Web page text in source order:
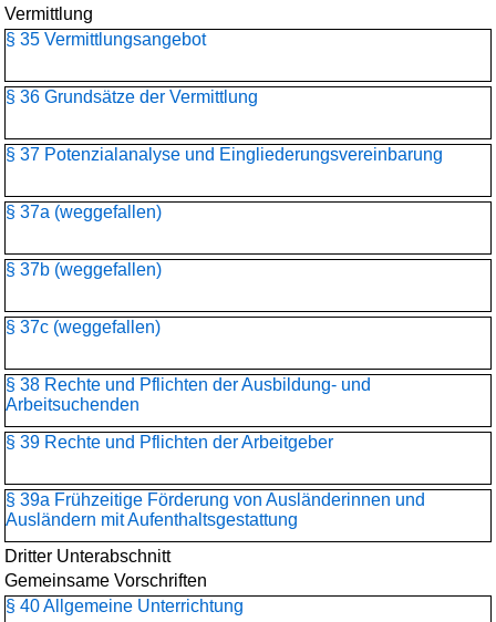
Vermittlung
§ 35 Vermittlungsangebot
§ 36 Grundsätze der Vermittlung
§ 37 Potenzialanalyse und Eingliederungsvereinbarung
§ 37a (weggefallen)
§ 37b (weggefallen)
§ 37c (weggefallen)
§ 38 Rechte und Pflichten der Ausbildung- und
Arbeitsuchenden
§ 39 Rechte und Pflichten der Arbeitgeber
§ 39a Frühzeitige Förderung von Ausländerinnen und
Ausländern mit Aufenthaltsgestattung
Dritter Unterabschnitt
Gemeinsame Vorschriften
§ 40 Allgemeine Unterrichtung